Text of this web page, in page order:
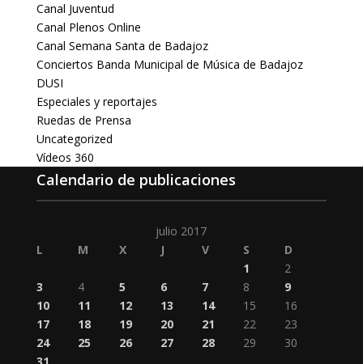
Canal Juventud
Canal Plenos Online
Canal Semana Santa de Badajoz
Conciertos Banda Municipal de Música de Badajoz
DUSI
Especiales y reportajes
Ruedas de Prensa
Uncategorized
Vídeos 360
Calendario de publicaciones
julio 2017
L
M X J V S
D
1
2
3
4 5 6 7 8
9
10
11 12 13 14 15
16
17
18 19 20 21 22
23
24
25 26 27 28 29
30